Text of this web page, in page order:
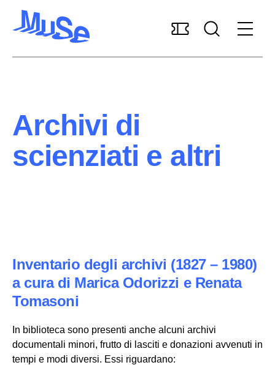
Italiano
Ricerca e collezioni
Partecipa
Per la scuola
Archivi di
scienziati e altri
Inventario degli archivi (1827 – 1980)
a cura di Marica Odorizzi e Renata
Tomasoni
In biblioteca sono presenti anche alcuni archivi
documentali minori, frutto di lasciti e donazioni avvenuti in
tempi e modi diversi. Essi riguardano: